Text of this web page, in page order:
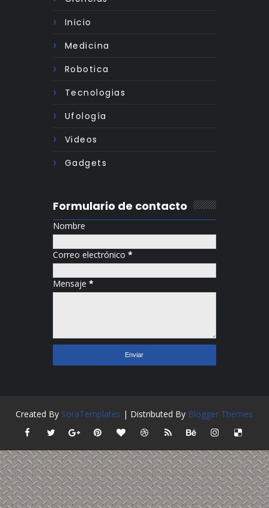
Inicio
Medicina
Robotica
Tecnologias
Ufología
Videos
Gadgets
Formulario de contacto
Nombre
Correo electrónico *
Mensaje *
Created By SoraTemplates | Distributed By Blogger Themes